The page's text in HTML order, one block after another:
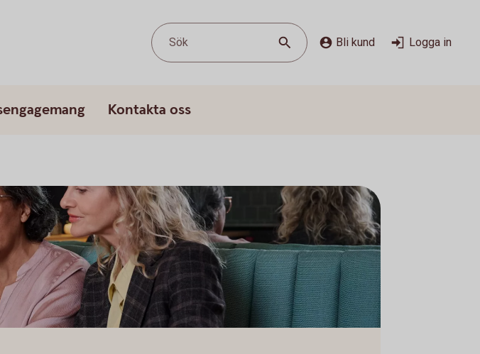
Sök Bli kund Logga in
Kontakta oss